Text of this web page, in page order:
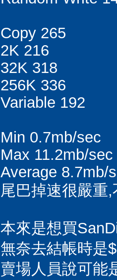
Copy 265
2K 216
32K 318
256K 336
Variable 192
Min 0.7mb/sec
Max 11.2mb/sec
Average 8.7mb/
尾巴掉速很嚴重
本來是想買
無奈去結帳時是
賣場人員說可能